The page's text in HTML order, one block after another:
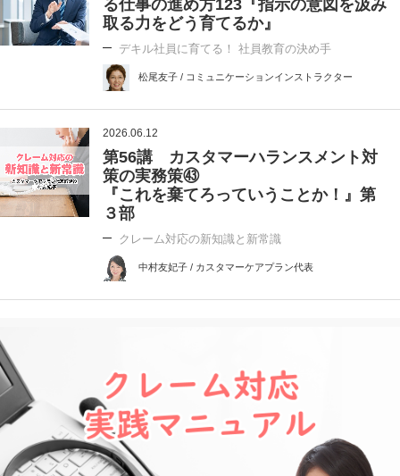
る仕事の進め方123『指示の意図を汲み
取る力をどう育てるか』
デキル社員に育てる！ 社員教育の決め手
松尾友子 / コミュニケーションインストラクター
2026.06.12
第56講 カスタマーハランスメント対
策の実務策㊸
『これを棄てろっていうことか！』第
３部
クレーム対応の新知識と新常識
中村友妃子 / カスタマーケアプラン代表